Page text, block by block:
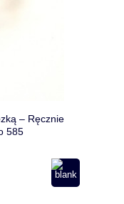
– Ręcznie
585